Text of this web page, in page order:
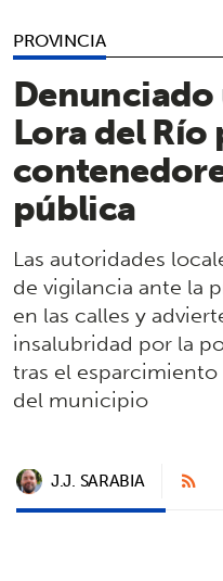
PROVINCIA
Lora del
pública
Las autoridades
de vigilancia ante la
en las calles y
insalubridad por la
tras el
del municipio
J.J. SARABIA